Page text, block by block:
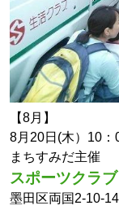
【8月】
8月20日(木）10：
まちすみだ主催
スポーツクラ
墨田区両国2-10-14